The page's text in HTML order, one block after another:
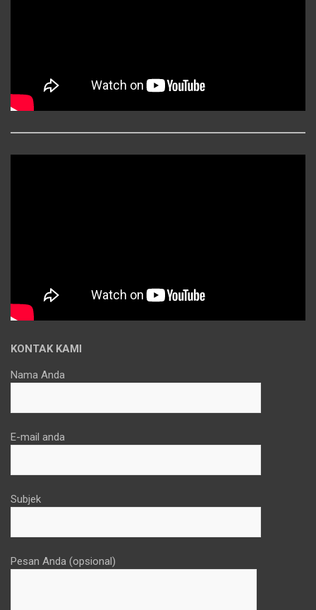
KONTAK KAMI
Nama Anda
E-mail anda
Subjek
Pesan Anda (opsional)